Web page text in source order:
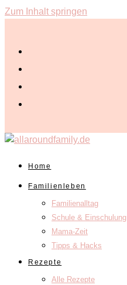
Zum Inhalt springen
Home
Familienleben
Familienalltag
Schule & Einschulung
Mama-Zeit
Tipps & Hacks
Rezepte
Alle Rezepte